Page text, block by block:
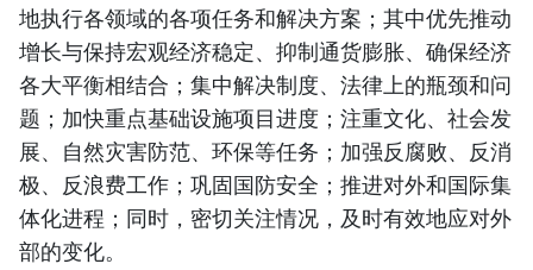
地执行各领域的各项任务和解决方案；其中优先推动
增长与保持宏观经济稳定、抑制通货膨胀、确保经济
各大平衡相结合；集中解决制度、法律上的瓶颈和问
题；加快重点基础设施项目进度；注重文化、社会发
展、自然灾害防范、环保等任务；加强反腐败、反消
极、反浪费工作；巩固国防安全；推进对外和国际集
体化进程；同时，密切关注情况，及时有效地应对外
部的变化。